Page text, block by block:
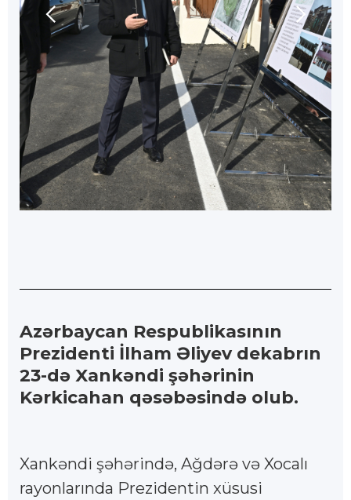
Azərbaycan Respublikasının
Prezidenti İlham Əliyev dekabrın
23-də Xankəndi şəhərinin
Kərkicahan qəsəbəsində olub.
Xankəndi şəhərində, Ağdərə və Xocalı
rayonlarında Prezidentin xüsusi